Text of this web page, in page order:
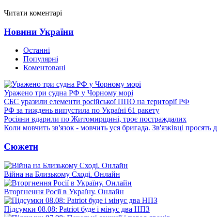
Читати коментарі
Новини України
Останні
Популярні
Коментовані
Уражено три судна РФ у Чорному морі
СБС уразили елементи російської ППО на території РФ
РФ за тиждень випустила по Україні 61 ракету
Росіяни вдарили по Житомирщині, троє постраждалих
Коли мовчить зв'язок - мовчить уся бригада. Зв'язківці просять
Сюжети
Війна на Близькому Сході. Онлайн
Вторгнення Росії в Україну. Онлайн
Підсумки 08.08: Patriot буде і мінус два НПЗ